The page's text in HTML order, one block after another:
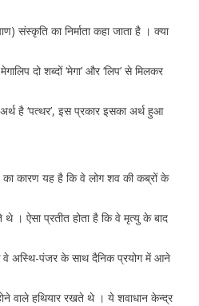
संस्कृति का निर्माता कहा जाता है । क्या
दो शब्दों ‘मेगा’ और ‘लिप’ से मिलकर
अर्थ है ‘पत्थर’, इस प्रकार इसका अर्थ हुआ
का कारण यह है कि वे लोग शव की कब्रों के
। ऐसा प्रतीत होता है कि वे मृत्यु के बाद
वे अस्थि-पंजर के साथ दैनिक प्रयोग में आने
वाले हथियार रखते थे । ये शवाधान केन्द्र